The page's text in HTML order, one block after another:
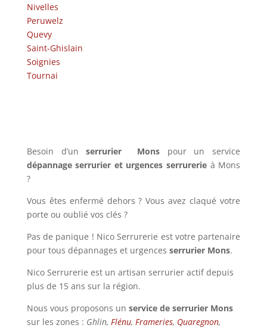
Nivelles
Peruwelz
Quevy
Saint-Ghislain
Soignies
Tournai
Besoin d’unserrurier Mons pour un service
dépannage serrurier et urgences serrurerie à Mons
?
Vous êtes enfermé dehors ? Vous avez claqué votre
porte ou oublié vos clés ?
Pas de panique ! Nico Serrurerie est votre partenaire
pour tous dépannages et urgences serrurier Mons.
Nico Serrurerie est un artisan serrurier actif depuis
plus de 15 ans sur la région.
Nous vous proposons un service de serrurier Mons
sur les zones : Ghlin, Flénu, Frameries, Quaregnon,